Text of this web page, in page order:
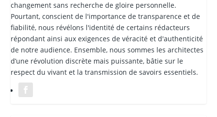
changement sans recherche de gloire personnelle.
Pourtant, conscient de l'importance de transparence et de
fiabilité, nous révélons l'identité de certains rédacteurs
répondant ainsi aux exigences de véracité et d'authenticité
de notre audience. Ensemble, nous sommes les architectes
d’une révolution discrète mais puissante, bâtie sur le
respect du vivant et la transmission de savoirs essentiels.